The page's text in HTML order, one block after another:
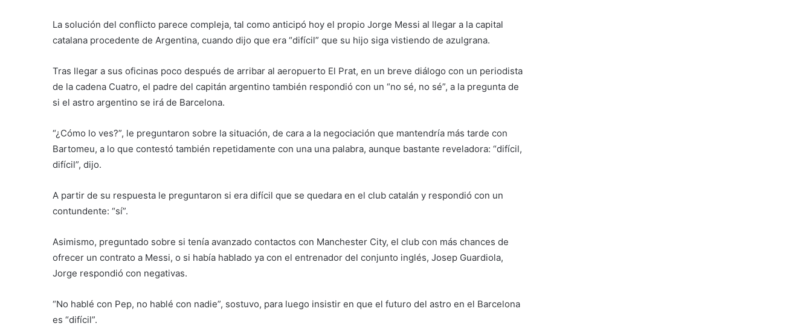
La solución del conflicto parece compleja, tal como anticipó hoy el propio Jorge Messi al llegar a la capital
catalana procedente de Argentina, cuando dijo que era “difícil” que su hijo siga vistiendo de azulgrana.
Tras llegar a sus oficinas poco después de arribar al aeropuerto El Prat, en un breve diálogo con un periodista
de la cadena Cuatro, el padre del capitán argentino también respondió con un “no sé, no sé”, a la pregunta de
si el astro argentino se irá de Barcelona.
“¿Cómo lo ves?”, le preguntaron sobre la situación, de cara a la negociación que mantendría más tarde con
Bartomeu, a lo que contestó también repetidamente con una una palabra, aunque bastante reveladora: “difícil,
difícil”, dijo.
A partir de su respuesta le preguntaron si era difícil que se quedara en el club catalán y respondió con un
contundente: “sí”.
Asimismo, preguntado sobre si tenía avanzado contactos con Manchester City, el club con más chances de
ofrecer un contrato a Messi, o si había hablado ya con el entrenador del conjunto inglés, Josep Guardiola,
Jorge respondió con negativas.
“No hablé con Pep, no hablé con nadie”, sostuvo, para luego insistir en que el futuro del astro en el Barcelona
es “difícil”.